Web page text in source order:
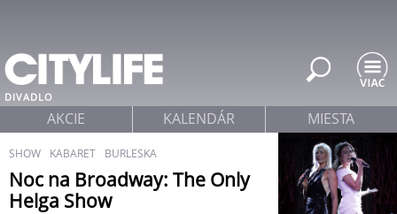
DIVADLO
SHOW KABARET BURLESKA
Noc na Broadway: The Only
Helga Show
AKCIE KALENDÁR MIESTA